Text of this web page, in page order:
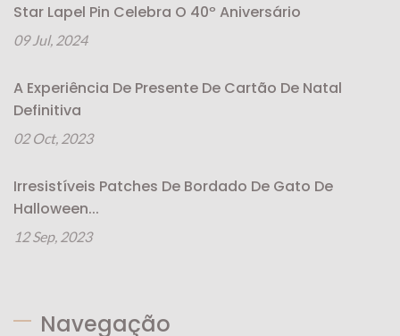
Star Lapel Pin Celebra O 40º Aniversário
09 Jul, 2024
A Experiência De Presente De Cartão De Natal
Definitiva
02 Oct, 2023
Irresistíveis Patches De Bordado De Gato De
Halloween...
12 Sep, 2023
Navegação